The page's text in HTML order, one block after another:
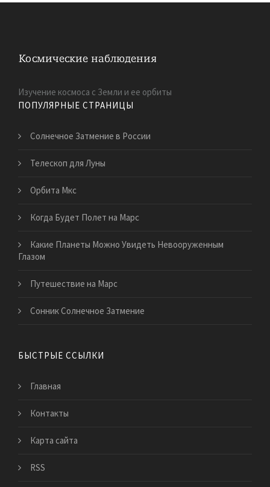
Изучение космоса с Земли и ее орбиты
ПОПУЛЯРНЫЕ СТРАНИЦЫ
Солнечное Затмение в России
Телескоп для Луны
Орбита Мкс
Когда Будет Полет на Марс
Какие Планеты Можно Увидеть Невооруженным
Глазом
Путешествие на Марс
Сонник Солнечное Затмение
БЫСТРЫЕ ССЫЛКИ
Главная
Контакты
Карта сайта
RSS